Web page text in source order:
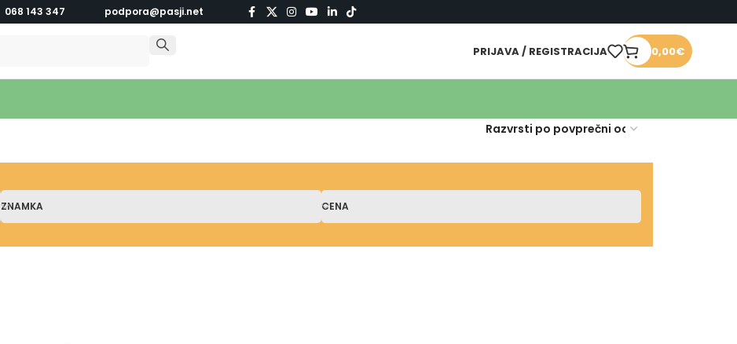
068 143 347 podpora@pasji.net
PRIJAVA / REGISTRACIJA 0,00€
ZNAMKA CENA